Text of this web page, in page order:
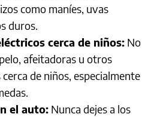
como maníes, uvas
duros.
cerca de niños: No
afeitadoras u otros
de niños, especialmente
el auto: Nunca dejes a los